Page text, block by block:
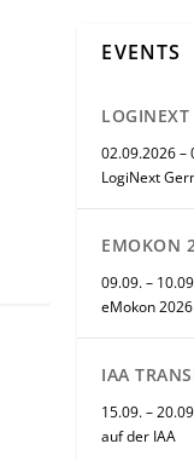
EVENTS
02.09.2026
LogiNext
EMOKON
09.09. –
eMokon
IAA
15.09. –
auf der IAA